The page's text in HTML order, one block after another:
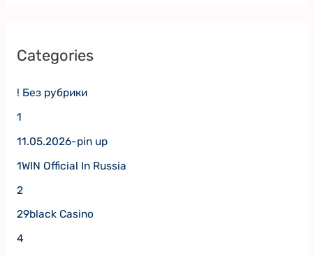
Categories
! Без рубрики
1
11.05.2026-pin up
1WIN Official In Russia
2
29black Casino
4